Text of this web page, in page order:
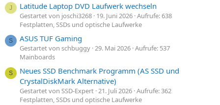
J Latitude Laptop DVD Laufwerk wechseln
Gestartet von joschi3268 19. Juni 2026 Aufrufe: 638
Festplatten, SSDs und optische Laufwerke
S ASUS TUF Gaming
Gestartet von schbuggy 29. Mai 2026 Aufrufe: 537
Mainboards
S
Neues SSD Benchmark Programm (AS SSD und
CrystalDiskMark Alternative)
Gestartet von SSD-Expert 21. Juli 2026 Aufrufe: 362
Festplatten, SSDs und optische Laufwerke